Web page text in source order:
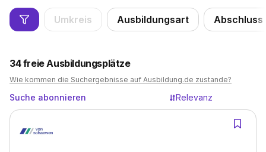
Umkreis Ausbildungsart Abschluss
34freie Ausbildungsplätze
Wie kommen die Suchergebnisse auf Ausbildung.de zustande?
Suche abonnieren Relevanz